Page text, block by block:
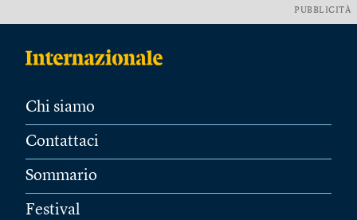
PUBBLICITÀ
Chi siamo
Contattaci
Sommario
Festival